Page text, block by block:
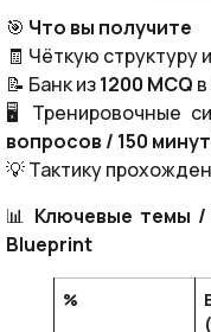
🎯 Что вы получите
🧾 Чёткую
📝 Банк из1200 MCQ
🖥️ Тренировочные
вопросов / 150
💡 Тактику
📊 Ключевые темы /
Blueprint
%